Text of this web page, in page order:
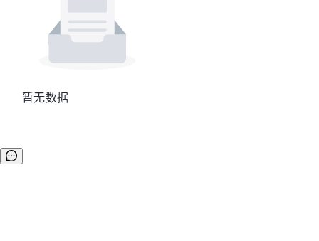
暂无数据